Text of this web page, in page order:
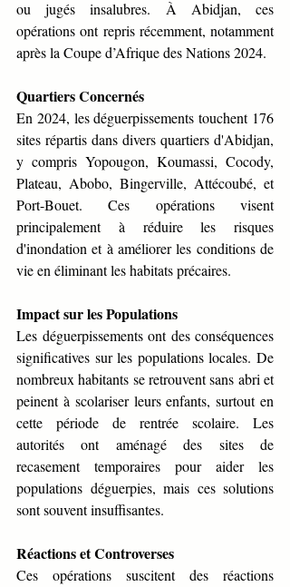
ou jugés insalubres. À Abidjan, ces
opérations ont repris récemment, notamment
après la Coupe d’Afrique des Nations 2024.
Quartiers Concernés
En 2024, les déguerpissements touchent 176
sites répartis dans divers quartiers d'Abidjan,
y compris Yopougon, Koumassi, Cocody,
Plateau, Abobo, Bingerville, Attécoubé, et
Port-Bouet. Ces opérations visent
principalement à réduire les risques
d'inondation et à améliorer les conditions de
vie en éliminant les habitats précaires.
Impact sur les Populations
Les déguerpissements ont des conséquences
significatives sur les populations locales. De
nombreux habitants se retrouvent sans abri et
peinent à scolariser leurs enfants, surtout en
cette période de rentrée scolaire. Les
autorités ont aménagé des sites de
recasement temporaires pour aider les
populations déguerpies, mais ces solutions
sont souvent insuffisantes.
Réactions et Controverses
Ces opérations suscitent des réactions